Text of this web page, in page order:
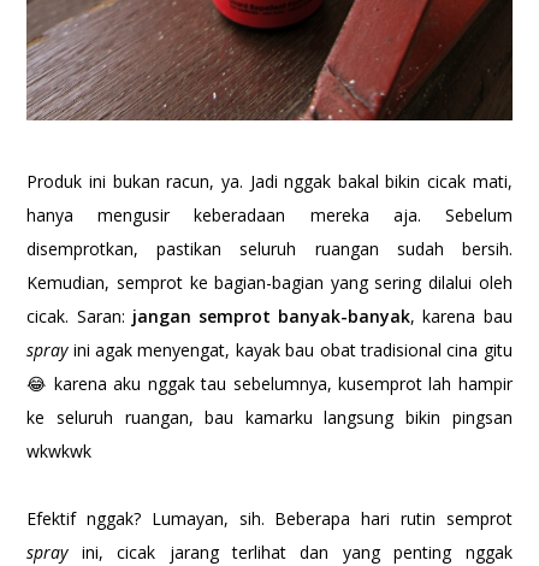
Produk ini bukan racun, ya. Jadi nggak bakal bikin cicak mati,
hanya mengusir keberadaan mereka aja. Sebelum
disemprotkan, pastikan seluruh ruangan sudah bersih.
Kemudian, semprot ke bagian-bagian yang sering dilalui oleh
cicak. Saran: jangan semprot banyak-banyak, karena bau
spray ini agak menyengat, kayak bau obat tradisional cina gitu
😂 karena aku nggak tau sebelumnya, kusemprot lah hampir
ke seluruh ruangan, bau kamarku langsung bikin pingsan
wkwkwk
Efektif nggak? Lumayan, sih. Beberapa hari rutin semprot
spray ini, cicak jarang terlihat dan yang penting nggak